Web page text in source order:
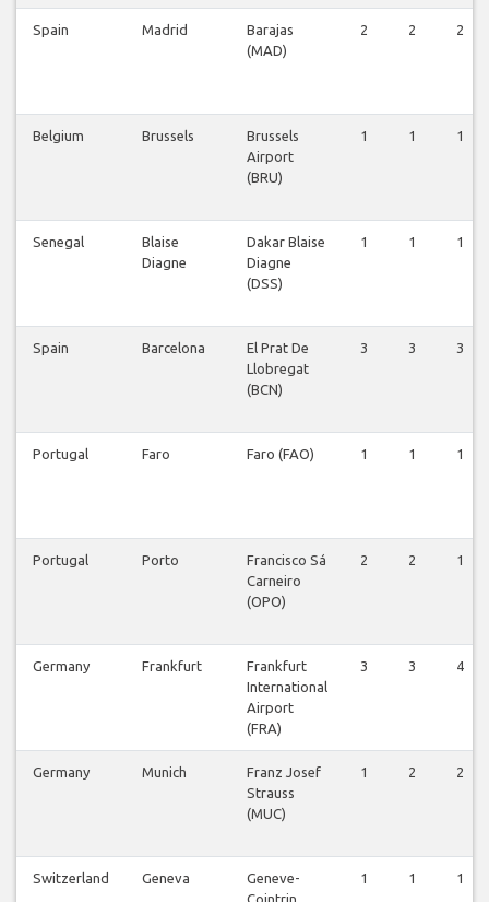
Spain Madrid
Barajas
(MAD)
2 2 2
Belgium Brussels
Brussels
Airport
(BRU)
1 1 1
Senegal
Blaise
Diagne
Dakar Blaise
Diagne
(DSS)
1 1 1
Spain Barcelona
El Prat De
Llobregat
(BCN)
3 3 3
Portugal Faro Faro (FAO) 1 1 1
Portugal Porto
Francisco Sá
Carneiro
(OPO)
2 2 1
Germany Frankfurt
Frankfurt
International
Airport
(FRA)
3 3 4
Germany Munich
Franz Josef
Strauss
(MUC)
1 2 2
Switzerland Geneva
Geneve-
Cointrin
1 1 1